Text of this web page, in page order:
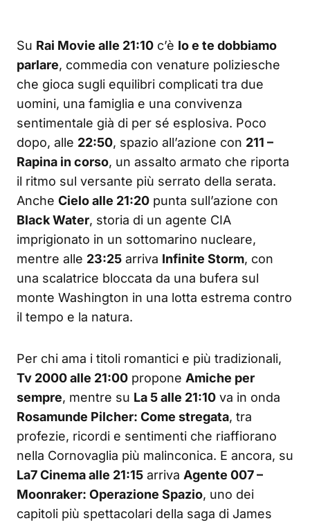
Su Rai Movie alle 21:10 c’è Io e te dobbiamo
parlare, commedia con venature poliziesche
che gioca sugli equilibri complicati tra due
uomini, una famiglia e una convivenza
sentimentale già di per sé esplosiva. Poco
dopo, alle 22:50, spazio all’azione con 211 –
Rapina in corso, un assalto armato che riporta
il ritmo sul versante più serrato della serata.
Anche Cielo alle 21:20 punta sull’azione con
Black Water, storia di un agente CIA
imprigionato in un sottomarino nucleare,
mentre alle 23:25 arriva Infinite Storm, con
una scalatrice bloccata da una bufera sul
monte Washington in una lotta estrema contro
il tempo e la natura.
Per chi ama i titoli romantici e più tradizionali,
Tv 2000 alle 21:00 propone Amiche per
sempre, mentre su La 5 alle 21:10 va in onda
Rosamunde Pilcher: Come stregata, tra
profezie, ricordi e sentimenti che riaffiorano
nella Cornovaglia più malinconica. E ancora, su
La7 Cinema alle 21:15 arriva Agente 007 –
Moonraker: Operazione Spazio, uno dei
capitoli più spettacolari della saga di James